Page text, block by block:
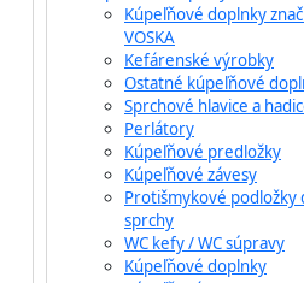
Kúpeľňové doplnky
VOSKA
Kefárenské výrobky
Ostatné kúpeľňové
Sprchové hlavice a
Perlátory
Kúpeľňové predložky
Kúpeľňové závesy
Protišmykové podložky
sprchy
WC kefy / WC súpravy
Kúpeľňové doplnky